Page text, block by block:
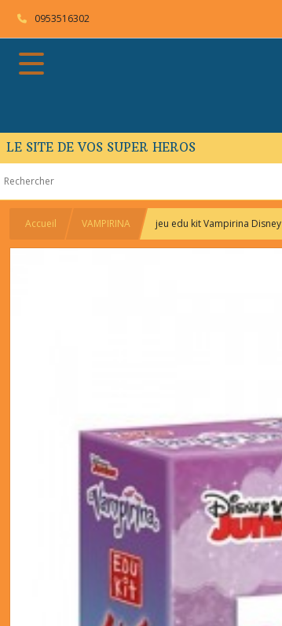
0953516302
LE SITE DE VOS SUPER HEROS
Accueil VAMPIRINA jeu edu kit Vampirina Disney